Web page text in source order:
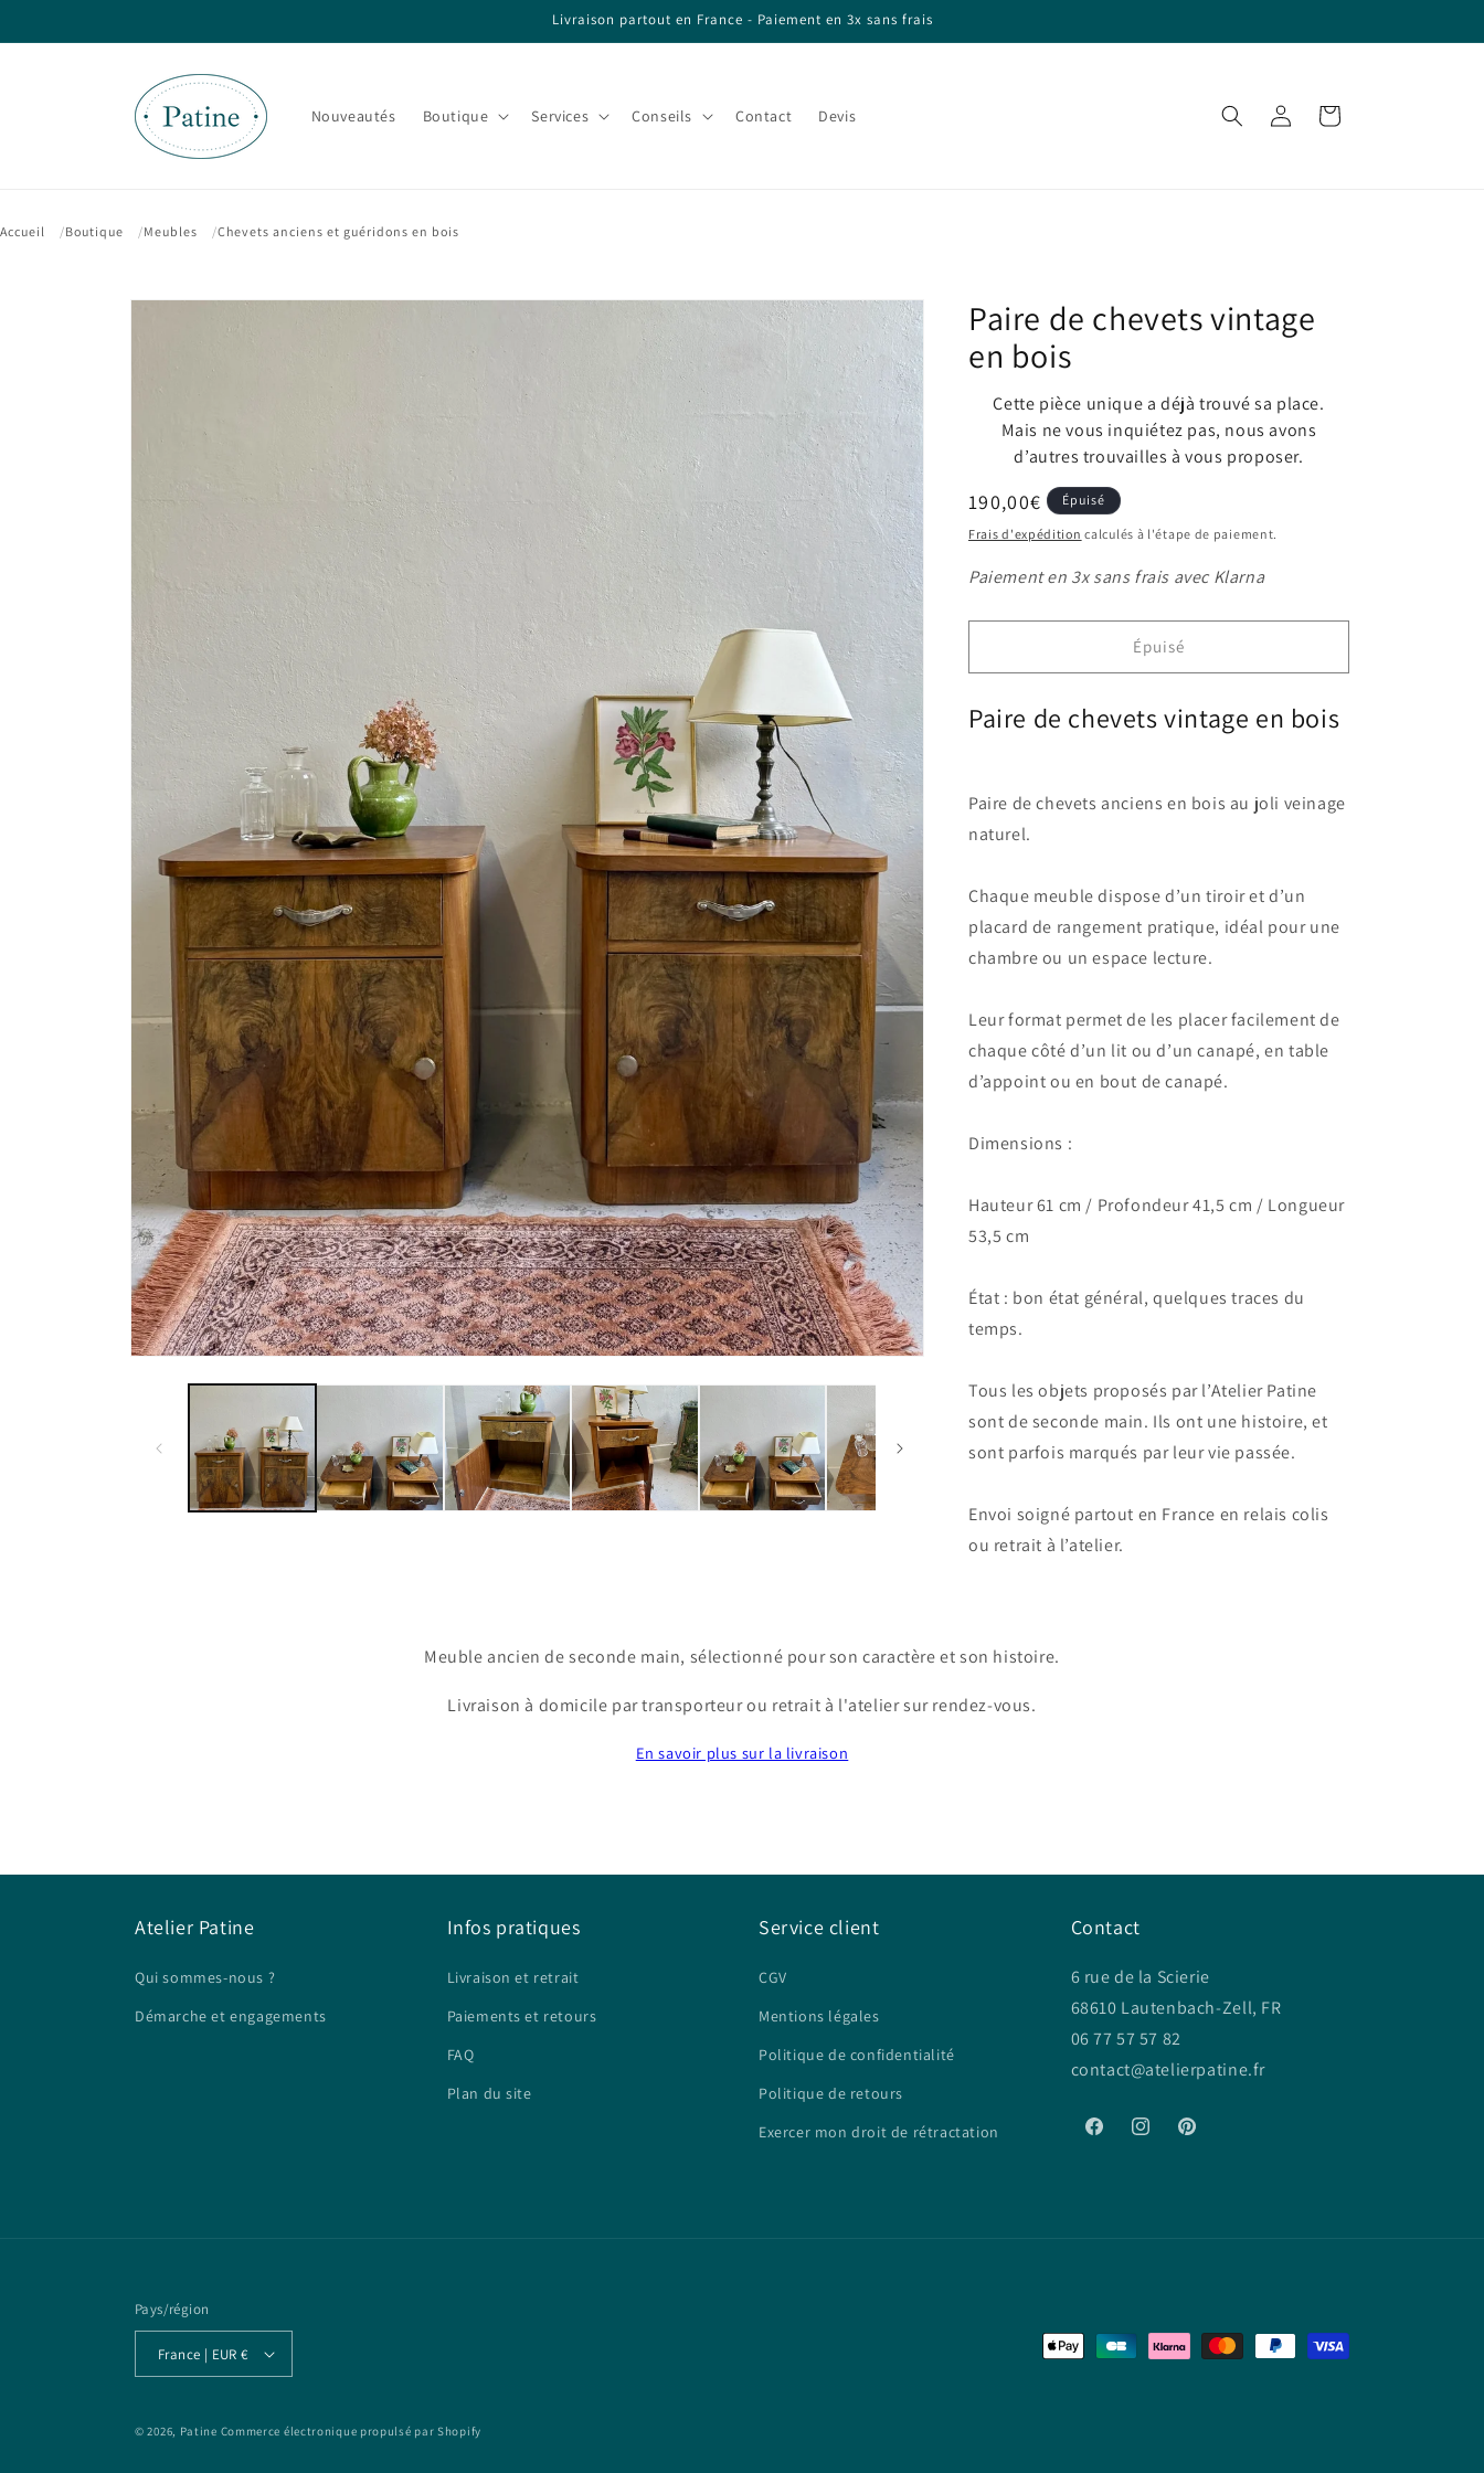
Livraison partout en France - Paiement en 3x sans frais
Nouveautés Boutique Services Conseils Contact Devis Connexion Panier
Accueil Boutique Meubles Chevets anciens et guéridons en bois
Passer aux
Paire de chevets vintage
en bois
Cette pièce unique a déjà trouvé sa place.
Mais ne vous inquiétez pas, nous avons
d’autres trouvailles à vous proposer.
Prix
habituel
190,00€ Épuisé
Frais d'expédition calculés à l'étape de paiement.
Paiement en 3x sans frais avec Klarna
Épuisé
Paire de chevets vintage en bois
Paire de chevets anciens en bois au joli veinage
naturel.
Chaque meuble dispose d’un tiroir et d’un
placard de rangement pratique, idéal pour une
chambre ou un espace lecture.
Leur format permet de les placer facilement de
chaque côté d’un lit ou d’un canapé, en table
d’appoint ou en bout de canapé.
Dimensions :
Hauteur 61 cm / Profondeur 41,5 cm / Longueur
53,5 cm
État : bon état général, quelques traces du
temps.
Tous les objets proposés par l’Atelier Patine
sont de seconde main. Ils ont une histoire, et
sont parfois marqués par leur vie passée.
Envoi soigné partout en France en relais colis
ou retrait à l’atelier.
Meuble ancien de seconde main, sélectionné pour son caractère et son histoire.
Livraison à domicile par transporteur ou retrait à l'atelier sur rendez-vous.
En savoir plus sur la livraison
Atelier Patine
Qui sommes-nous ?
Démarche et engagements
Infos pratiques
Livraison et retrait
Paiements et retours
FAQ
Plan du site
Service client
CGV
Mentions légales
Politique de confidentialité
Politique de retours
Exercer mon droit de rétractation
Contact
6 rue de la Scierie
68610 Lautenbach-Zell, FR
06 77 57 57 82
contact@atelierpatine.fr
FacebookInstagramPinterest
Pays/région
France | EUR €
Moyens
© 2026, Patine Commerce électronique propulsé par Shopify